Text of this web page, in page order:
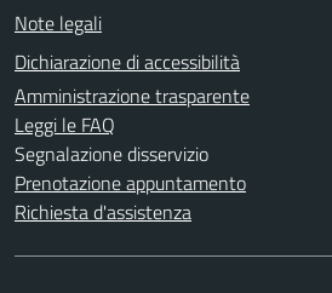
Note legali
Dichiarazione di accessibilità
Amministrazione trasparente
Leggi le FAQ
Segnalazione disservizio
Prenotazione appuntamento
Richiesta d'assistenza